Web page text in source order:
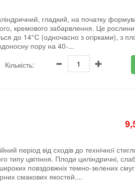
гладкий, на початку
кремового забарвлення. Це
до 14°С (одночасно з огірками), з
пору на 40-...
Кількість:
період від сходів до технічної
типу цвітіння. Плоди циліндричні,
повздовжніх темно-зелених
смакових якостей....